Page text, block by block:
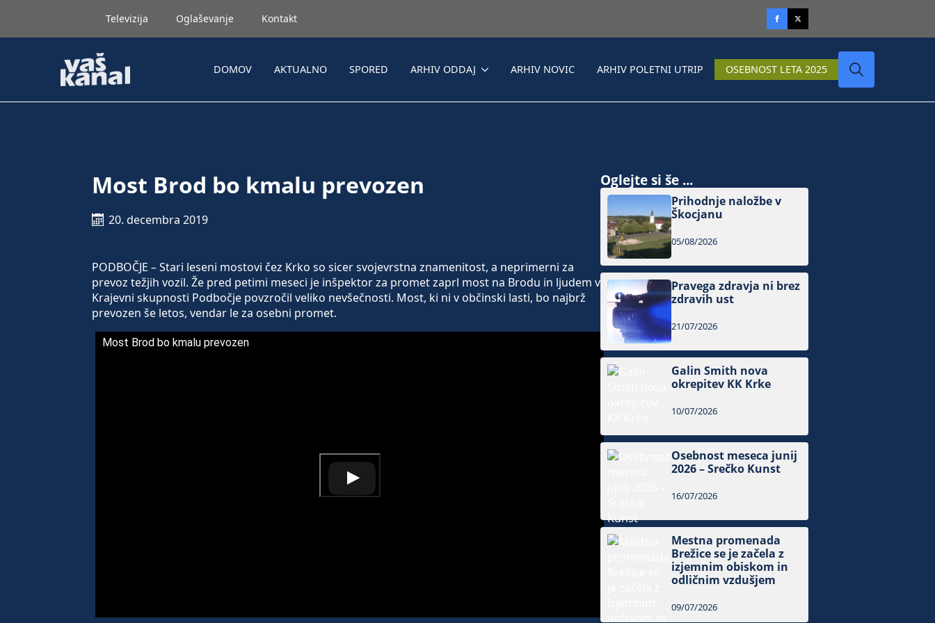
Televizija Oglaševanje Kontakt
DOMOV AKTUALNO SPORED ARHIV ODDAJ ARHIV NOVIC ARHIV POLETNI UTRIP OSEBNOST LETA 2025
Most Brod bo kmalu prevozen
20. decembra 2019
PODBOČJE – Stari leseni mostovi čez Krko so sicer svojevrstna znamenitost, a neprimerni za
prevoz težjih vozil. Že pred petimi meseci je inšpektor za promet zaprl most na Brodu in ljudem v
Krajevni skupnosti Podbočje povzročil veliko nevšečnosti. Most, ki ni v občinski lasti, bo najbrž
prevozen še letos, vendar le za osebni promet.
Most Brod bo kmalu prevozen
Oglejte si še ...
Prihodnje naložbe v
Škocjanu
05/08/2026
Pravega zdravja ni brez
zdravih ust
21/07/2026
Galin Smith nova
okrepitev KK Krke
10/07/2026
Osebnost meseca junij
2026 – Srečko Kunst
16/07/2026
Mestna promenada
Brežice se je začela z
izjemnim obiskom in
odličnim vzdušjem
09/07/2026